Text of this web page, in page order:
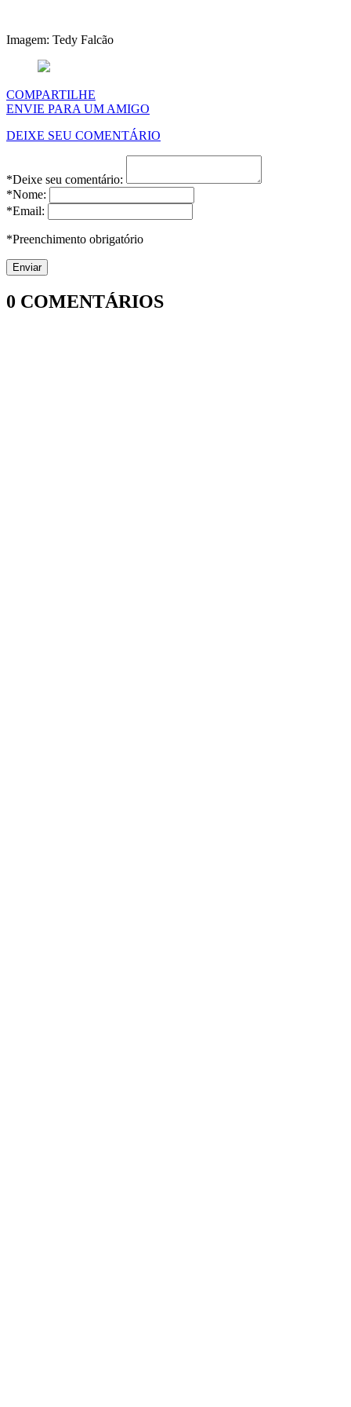
Imagem: Tedy Falcão
COMPARTILHE
ENVIE PARA UM AMIGO
DEIXE SEU COMENTÁRIO
*Deixe seu comentário:
*Nome:
*Email:
*Preenchimento obrigatório
0 COMENTÁRIOS